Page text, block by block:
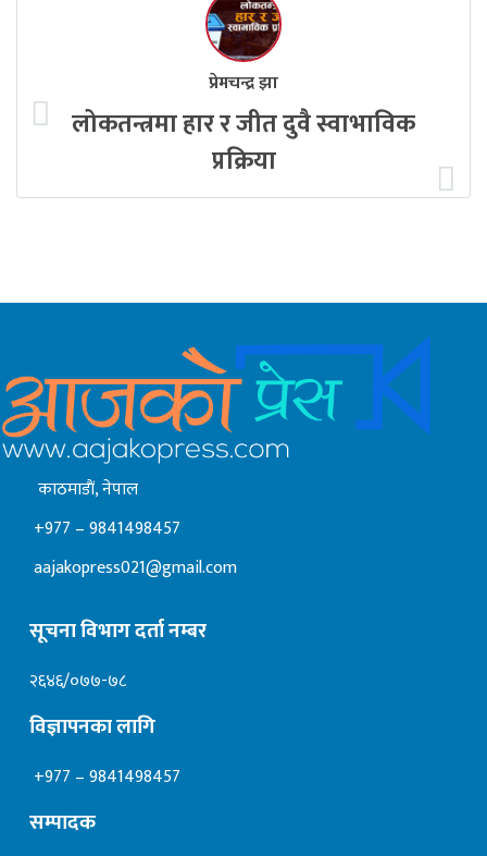
प्रेमचन्द्र झा
लोकतन्त्रमा हार र जीत दुवै स्वाभाविक
प्रक्रिया
काठमाडाैं, नेपाल
+977 – 9841498457
aajakopress021@gmail.com
सूचना विभाग दर्ता नम्बर
२६४६/०७७-७८
विज्ञापनका लागि
+977 – 9841498457
सम्पादक